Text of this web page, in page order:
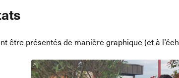
être présentés de manière graphique (et à